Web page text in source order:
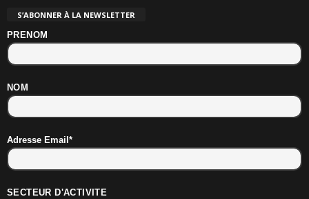
S’ABONNER À LA NEWSLETTER
PRENOM
NOM
Adresse Email*
SECTEUR D'ACTIVITE